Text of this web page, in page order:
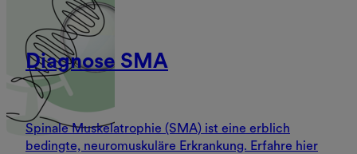
Diagnose SMA
Spinale Muskelatrophie (SMA) ist eine erblich
bedingte, neuromuskuläre Erkrankung. Erfahre hier